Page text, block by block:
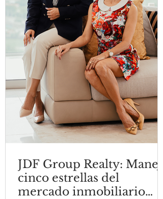
JDF Group Realty: Manejo
cinco estrellas del
mercado inmobiliario